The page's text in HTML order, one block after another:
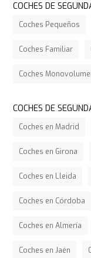
COCHES DE
Coches Pequeños
Coches Familiar
Coches
COCHES DE
Coches en Madrid
Coches en Girona
Coches en Lleida
Coches en Córdoba
Coches en Almería
Coches en Jaén